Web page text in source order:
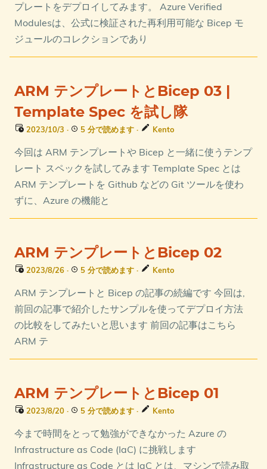
プレートをデプロイしてみます。 Azure Verified
Modulesは、公式に検証された再利用可能な Bicep モ
ジュールのコレクションであり
ARM テンプレートとBicep 03 |
Template Spec を試し隊
2023/10/3 · 5 分で読めます · Kento
今回は ARM テンプレートや Bicep と一緒に使うテンプ
レート スペックを試してみます Template Spec とは
ARM テンプレートを Github などの Git ツールを使わ
ずに、Azure の機能と
ARM テンプレートとBicep 02
2023/8/26 · 5 分で読めます · Kento
ARM テンプレートと Bicep の記事の続編です 今回は,
前回の記事で紹介したサンプルを使ってデプロイ方法
の比較をしてみたいと思います 前回の記事はこちら
ARM テ
ARM テンプレートとBicep 01
2023/8/20 · 5 分で読めます · Kento
今まで時間をとって勉強ができなかった Azure の
Infrastructure as Code (IaC) に挑戦します
Infrastructure as Code とは IaC とは、マシンで読み取